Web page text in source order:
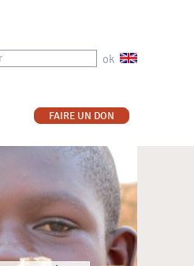
ok
FAIRE UN DON